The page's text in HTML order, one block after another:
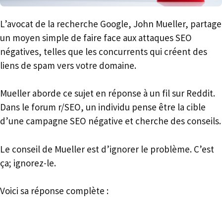
L’avocat de la recherche Google, John Mueller, partage
un moyen simple de faire face aux attaques SEO
négatives, telles que les concurrents qui créent des
liens de spam vers votre domaine.
Mueller aborde ce sujet en réponse à un fil sur Reddit.
Dans le forum r/SEO, un individu pense être la cible
d’une campagne SEO négative et cherche des conseils.
Le conseil de Mueller est d’ignorer le problème. C’est
ça; ignorez-le.
Voici sa réponse complète :